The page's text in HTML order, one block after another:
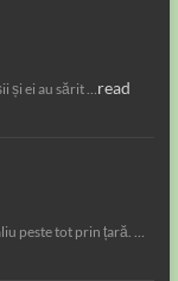
și ei au sărit …read
peste tot prin țară. …